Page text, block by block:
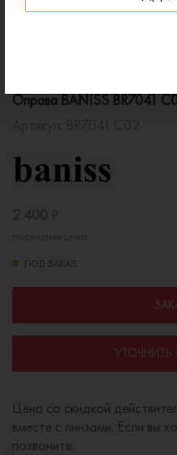
Оправа BANISS BR7041
ПОД ЗАКАЗ
Цена со скидкой
вместе с линзами. Если вы
позвоните.